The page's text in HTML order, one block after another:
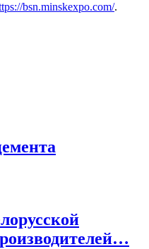
bsn.minskexpo.com/.